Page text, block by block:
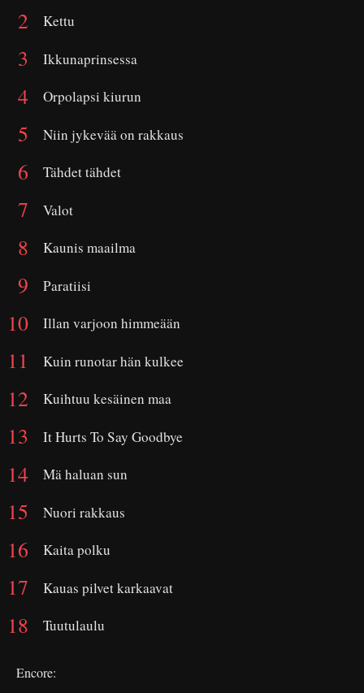
Kettu
Ikkunaprinsessa
Orpolapsi kiurun
Niin jykevää on rakkaus
Tähdet tähdet
Valot
Kaunis maailma
Paratiisi
Illan varjoon himmeään
Kuin runotar hän kulkee
Kuihtuu kesäinen maa
It Hurts To Say Goodbye
Mä haluan sun
Nuori rakkaus
Kaita polku
Kauas pilvet karkaavat
Tuutulaulu
Encore: